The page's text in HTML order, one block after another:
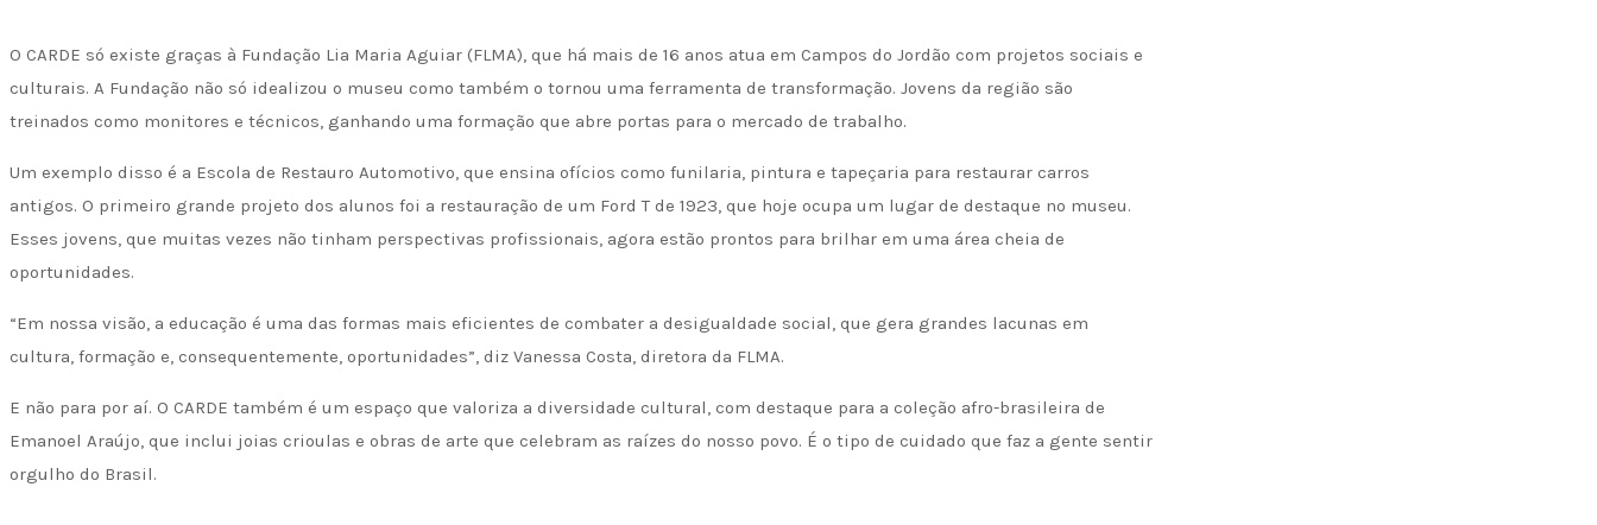
O CARDE só existe graças à Fundação Lia Maria Aguiar (FLMA), que há mais de 16 anos atua em Campos do Jordão com projetos sociais e
culturais. A Fundação não só idealizou o museu como também o tornou uma ferramenta de transformação. Jovens da região são
treinados como monitores e técnicos, ganhando uma formação que abre portas para o mercado de trabalho.
Um exemplo disso é a Escola de Restauro Automotivo, que ensina ofícios como funilaria, pintura e tapeçaria para restaurar carros
antigos. O primeiro grande projeto dos alunos foi a restauração de um Ford T de 1923, que hoje ocupa um lugar de destaque no museu.
Esses jovens, que muitas vezes não tinham perspectivas profissionais, agora estão prontos para brilhar em uma área cheia de
oportunidades.
“Em nossa visão, a educação é uma das formas mais eficientes de combater a desigualdade social, que gera grandes lacunas em
cultura, formação e, consequentemente, oportunidades”, diz Vanessa Costa, diretora da FLMA.
E não para por aí. O CARDE também é um espaço que valoriza a diversidade cultural, com destaque para a coleção afro-brasileira de
Emanoel Araújo, que inclui joias crioulas e obras de arte que celebram as raízes do nosso povo. É o tipo de cuidado que faz a gente sentir
orgulho do Brasil.